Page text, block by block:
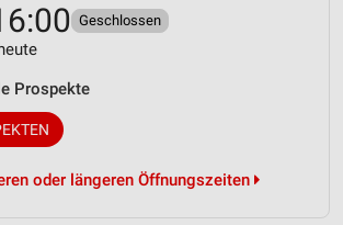
Geschlossen
Prospekte
oder längeren Öffnungszeiten